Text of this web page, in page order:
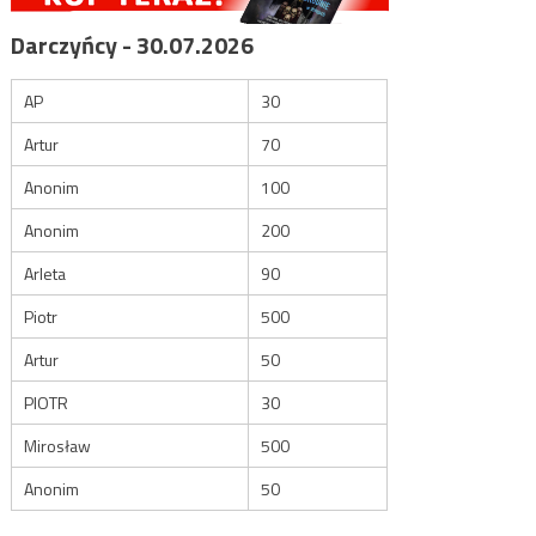
Darczyńcy - 30.07.2026
AP
30
Artur
70
Anonim
100
Anonim
200
Arleta
90
Piotr
500
Artur
50
PIOTR
30
Mirosław
500
Anonim
50